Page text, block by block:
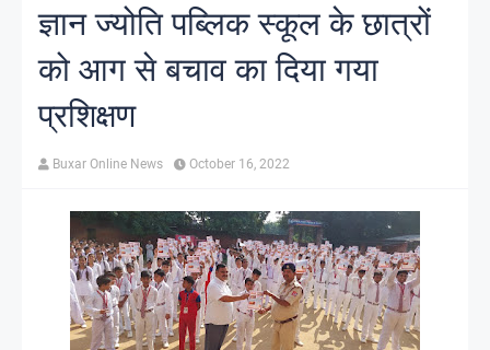
ज्ञान ज्योति पब्लिक स्कूल के छात्रों
को आग से बचाव का दिया गया
प्रशिक्षण
Buxar Online News October 16, 2022